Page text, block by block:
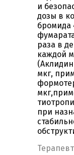
и
дозы в
бромида
раза в
каждой
мкг,
при